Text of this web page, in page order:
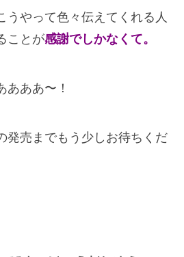
うやって色々伝えてくれる人
ことが感謝でしかなくて。
あああ〜！
発売までもう少しお待ちくだ